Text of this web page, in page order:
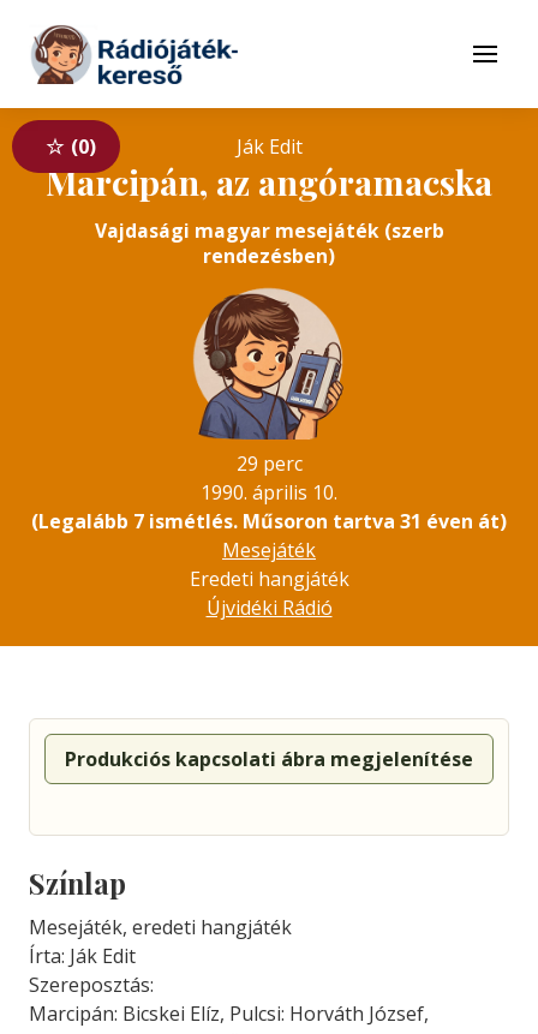
Tovább a tartalomhoz
Menü
0 Ják Edit
Marcipán, az angóramacska
Vajdasági magyar mesejáték (szerb
rendezésben)
29 perc
1990. április 10.
(Legalább 7 ismétlés. Műsoron tartva 31 éven át)
Mesejáték
Eredeti hangjáték
Újvidéki Rádió
Produkciós kapcsolati ábra megjelenítése
Színlap
Mesejáték, eredeti hangjáték
Írta: Ják Edit
Szereposztás:
Marcipán: Bicskei Elíz, Pulcsi: Horváth József,